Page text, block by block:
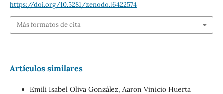
https://doi.org/10.5281/zenodo.16422574
Más formatos de cita
Artículos similares
Emili Isabel Oliva González, Aaron Vinicio Huerta